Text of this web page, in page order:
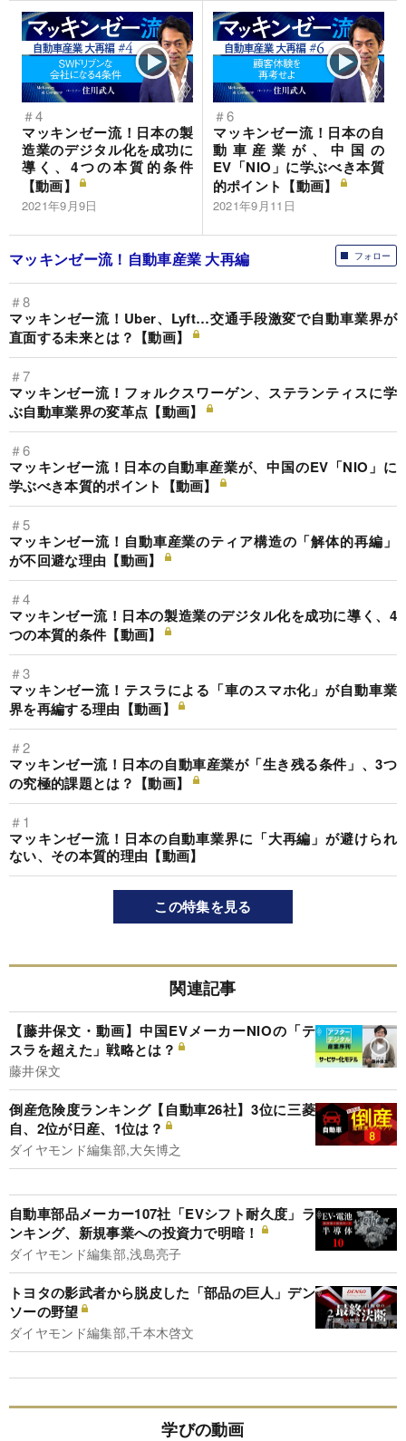
＃4
マッキンゼー流！日本の製
造業のデジタル化を成功に
導く、4つの本質的条件
【動画】
2021年9月9日
＃6
マッキンゼー流！日本の自
動車産業が、中国の
EV「NIO」に学ぶべき本質
的ポイント【動画】
2021年9月11日
フォロー
マッキンゼー流！自動車産業 大再編
＃8
マッキンゼー流！Uber、Lyft…交通手段激変で自動車業界が
直面する未来とは？【動画】
＃7
マッキンゼー流！フォルクスワーゲン、ステランティスに学
ぶ自動車業界の変革点【動画】
＃6
マッキンゼー流！日本の自動車産業が、中国のEV「NIO」に
学ぶべき本質的ポイント【動画】
＃5
マッキンゼー流！自動車産業のティア構造の「解体的再編」
が不回避な理由【動画】
＃4
マッキンゼー流！日本の製造業のデジタル化を成功に導く、4
つの本質的条件【動画】
＃3
マッキンゼー流！テスラによる「車のスマホ化」が自動車業
界を再編する理由【動画】
＃2
マッキンゼー流！日本の自動車産業が「生き残る条件」、3つ
の究極的課題とは？【動画】
＃1
マッキンゼー流！日本の自動車業界に「大再編」が避けられ
ない、その本質的理由【動画】
この特集を見る
関連記事
【藤井保文・動画】中国EVメーカーNIOの「テ
スラを超えた」戦略とは？
藤井保文
倒産危険度ランキング【自動車26社】3位に三菱
自、2位が日産、1位は？
ダイヤモンド編集部,大矢博之
自動車部品メーカー107社「EVシフト耐久度」ラ
ンキング、新規事業への投資力で明暗！
ダイヤモンド編集部,浅島亮子
トヨタの影武者から脱皮した「部品の巨人」デン
ソーの野望
ダイヤモンド編集部,千本木啓文
学びの動画